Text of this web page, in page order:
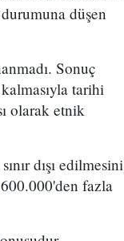
düşen
Sonuç
tarihi
olarak etnik
dışı edilmesini
fazla